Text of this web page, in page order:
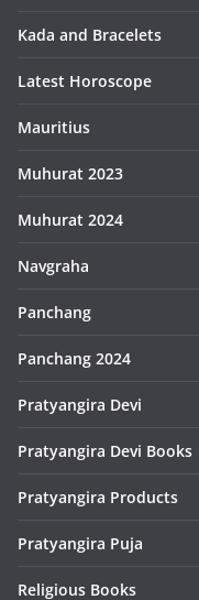
Kada and Bracelets
Latest Horoscope
Mauritius
Muhurat 2023
Muhurat 2024
Navgraha
Panchang
Panchang 2024
Pratyangira Devi
Pratyangira Devi Books
Pratyangira Products
Pratyangira Puja
Religious Books